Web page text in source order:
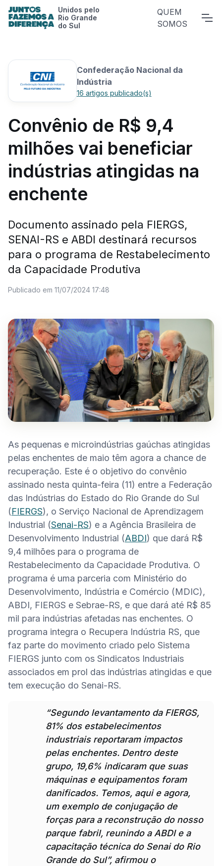
Unidos pelo
Rio Grande
do Sul
QUEM
SOMOS
Confederação Nacional da
Indústria
16 artigos publicado(s)
Convênio de R$ 9,4
milhões vai beneficiar
indústrias atingidas na
enchente
Documento assinado pela FIERGS,
SENAI-RS e ABDI destinará recursos
para o programa de Restabelecimento
da Capacidade Produtiva
Publicado em 11/07/2024 17:48
As pequenas e microindústrias gaúchas atingidas
pelas enchentes de maio têm agora a chance de
recuperação. Este é o objetivo do convênio
assinado nesta quinta-feira (11) entre a Federação
das Indústrias do Estado do Rio Grande do Sul
(FIERGS), o Serviço Nacional de Aprendizagem
Industrial (Senai-RS) e a Agência Brasileira de
Desenvolvimento Industrial (ABDI) que dará R$
9,4 milhões para o programa de
Restabelecimento da Capacidade Produtiva. O
programa é uma parceria com Ministério do
Desenvolvimento, Indústria e Comércio (MDIC),
ABDI, FIERGS e Sebrae-RS, e que dará até R$ 85
mil para indústrias afetadas nas enchentes. O
programa integra o Recupera Indústria RS, que
faz parte do movimento criado pelo Sistema
FIERGS junto com os Sindicatos Industriais
associados em prol das indústrias atingidas e que
tem execução do Senai-RS.
“Segundo levantamento da FIERGS,
81% dos estabelecimentos
industriais reportaram impactos
pelas enchentes. Dentro deste
grupo, 19,6% indicaram que suas
máquinas e equipamentos foram
danificados. Temos, aqui e agora,
um exemplo de conjugação de
forças para a reconstrução do nosso
parque fabril, reunindo a ABDI e a
capacitação técnica do Senai do Rio
Grande do Sul”, afirmou o